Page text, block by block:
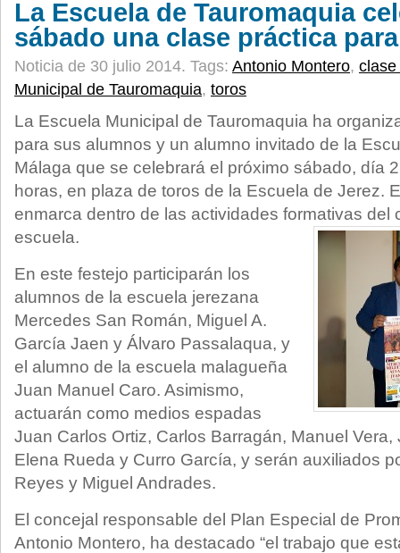
La Escuela de Tauromaquia
sábado una clase práctica
Noticia de 30 julio 2014. Tags: Antonio Montero,
Municipal de Tauromaquia, toros
La Escuela Municipal de Tauromaquia ha
para sus alumnos y un alumno invitado de la
Málaga que se celebrará el próximo sábado, día
horas, en plaza de toros de la Escuela de Jerez.
enmarca dentro de las actividades formativas del
escuela.
En este festejo participarán los
alumnos de la escuela jerezana
Mercedes San Román, Miguel A.
García Jaen y Álvaro Passalaqua, y
el alumno de la escuela malagueña
Juan Manuel Caro. Asimismo,
actuarán como medios espadas
Juan Carlos Ortiz, Carlos Barragán, Manuel
Elena Rueda y Curro García, y serán auxiliados
Reyes y Miguel Andrades.
El concejal responsable del Plan Especial de
Antonio Montero, ha destacado “el trabajo que